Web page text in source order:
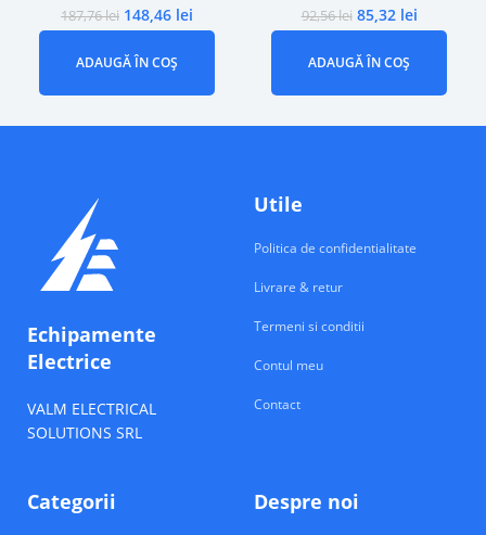
187,76lei 148,46 lei
ADAUGĂ ÎN COȘ
92,56lei 85,32 lei
ADAUGĂ ÎN COȘ
Echipamente
Electrice
VALM ELECTRICAL
SOLUTIONS SRL
Utile
Politica de confidentialitate
Livrare & retur
Termeni si conditii
Contul meu
Contact
Categorii Despre noi